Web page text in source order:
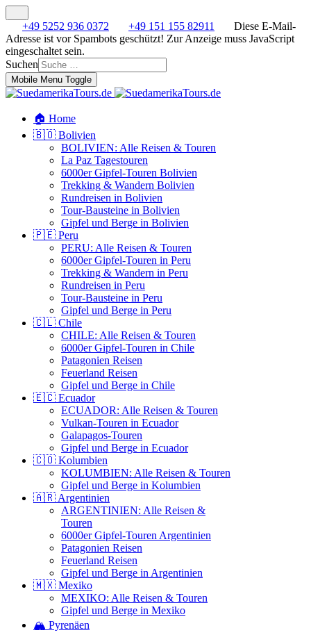
+49 5252 936 0372 +49 151 155 82911
Diese E-Mail-
Adresse ist vor Spambots geschützt! Zur Anzeige muss JavaScript
eingeschaltet sein.
Suchen
Mobile Menu Toggle
🏠 Home
🇧🇴 Bolivien
BOLIVIEN: Alle Reisen & Touren
La Paz Tagestouren
6000er Gipfel-Touren Bolivien
Trekking & Wandern Bolivien
Rundreisen in Bolivien
Tour-Bausteine in Bolivien
Gipfel und Berge in Bolivien
🇵🇪 Peru
PERU: Alle Reisen & Touren
6000er Gipfel-Touren in Peru
Trekking & Wandern in Peru
Rundreisen in Peru
Tour-Bausteine in Peru
Gipfel und Berge in Peru
🇨🇱 Chile
CHILE: Alle Reisen & Touren
6000er Gipfel-Touren in Chile
Patagonien Reisen
Feuerland Reisen
Gipfel und Berge in Chile
🇪🇨 Ecuador
ECUADOR: Alle Reisen & Touren
Vulkan-Touren in Ecuador
Galapagos-Touren
Gipfel und Berge in Ecuador
🇨🇴 Kolumbien
KOLUMBIEN: Alle Reisen & Touren
Gipfel und Berge in Kolumbien
🇦🇷 Argentinien
ARGENTINIEN: Alle Reisen &
Touren
6000er Gipfel-Touren Argentinien
Patagonien Reisen
Feuerland Reisen
Gipfel und Berge in Argentinien
🇲🇽 Mexiko
MEXIKO: Alle Reisen & Touren
Gipfel und Berge in Mexiko
🏔️ Pyrenäen